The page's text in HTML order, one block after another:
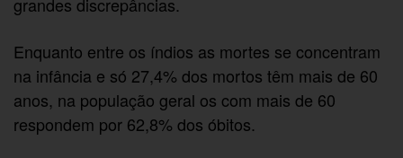
grandes discrepâncias.
Enquanto entre os índios as mortes se concentram
na infância e só 27,4% dos mortos têm mais de 60
anos, na população geral os com mais de 60
respondem por 62,8% dos óbitos.